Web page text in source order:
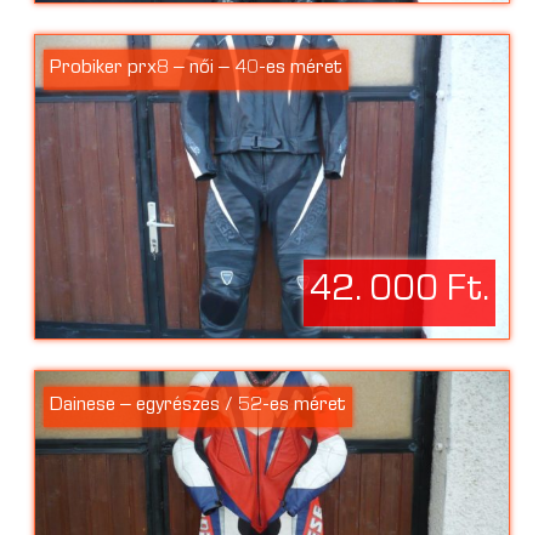
Probiker prx8 – női – 40-es méret
42. 000 Ft.
Dainese – egyrészes / 52-es méret